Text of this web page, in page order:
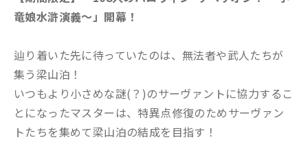
竜娘水滸演義～」開幕！
辿り着いた先に待っていたのは、無法者や武人たちが
集う梁山泊！
いつもより小さめな謎(？)のサーヴァントに協力するこ
とになったマスターは、特異点修復のためサーヴァン
トたちを集めて梁山泊の結成を目指す！